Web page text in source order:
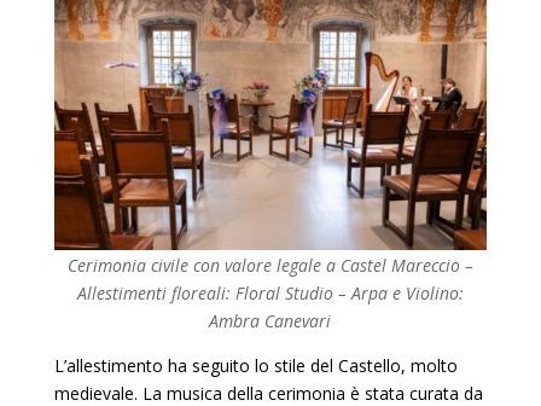
Cerimonia civile con valore legale a Castel Mareccio –
Allestimenti floreali: Floral Studio – Arpa e Violino:
Ambra Canevari
L’allestimento ha seguito lo stile del Castello, molto
medievale. La musica della cerimonia è stata curata da